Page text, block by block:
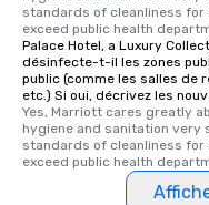
standards of cleanliness
exceed public health
Palace Hotel, a Luxury
désinfecte-t-il les zones
public (comme les salles de
etc.) Si oui, décrivez les
Yes, Marriott cares greatly
hygiene and sanitation very
standards of cleanliness
exceed public health